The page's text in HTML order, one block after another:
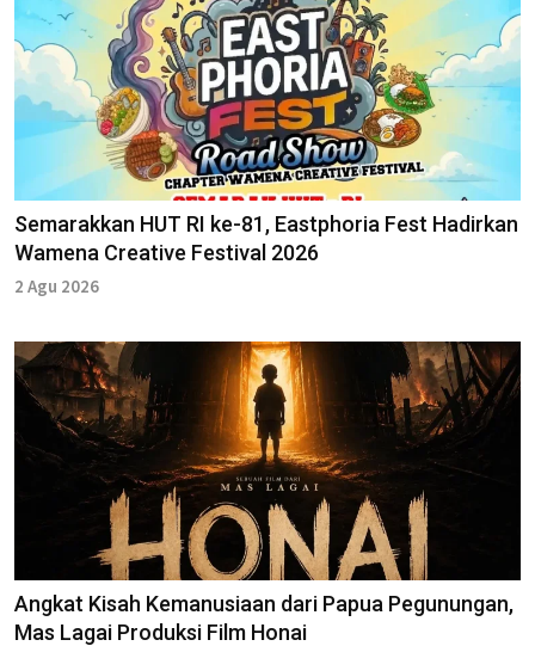
Semarakkan HUT RI ke-81, Eastphoria Fest Hadirkan
Wamena Creative Festival 2026
2 Agu 2026
Angkat Kisah Kemanusiaan dari Papua Pegunungan,
Mas Lagai Produksi Film Honai